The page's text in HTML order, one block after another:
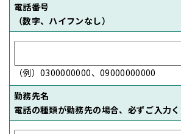
電話番号
（数字、ハイフンなし）
（例）0300000000、09000000000
勤務先名
電話の種類が勤務先の場合、必ずご入力く